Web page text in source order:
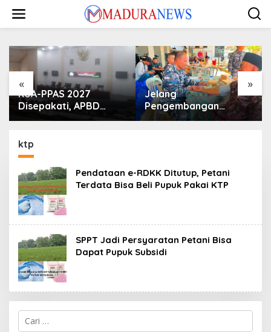
konten
« »
KUA-PPAS 2027
Disepakati, APBD
Sampang Defisit Rp
Jelang
Pengembangan
Lapangan Hidayah,
ktp
Pendataan e-RDKK Ditutup, Petani
Terdata Bisa Beli Pupuk Pakai KTP
SPPT Jadi Persyaratan Petani Bisa
Dapat Pupuk Subsidi
Cari
untuk: